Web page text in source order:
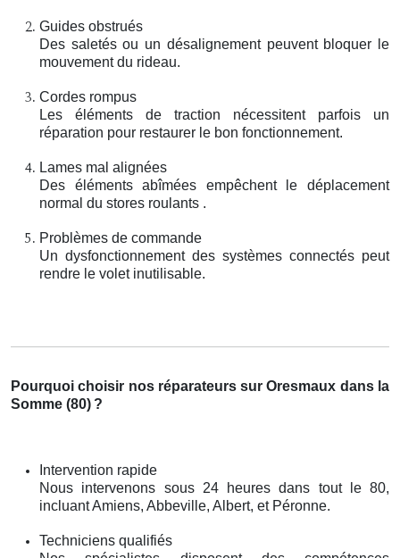
Guides obstrués
Des saletés ou un désalignement peuvent bloquer le
mouvement du rideau.
Cordes rompus
Les éléments de traction nécessitent parfois un
réparation pour restaurer le bon fonctionnement.
Lames mal alignées
Des éléments abîmées empêchent le déplacement
normal du stores roulants .
Problèmes de commande
Un dysfonctionnement des systèmes connectés peut
rendre le volet inutilisable.
Pourquoi choisir nos réparateurs sur Oresmaux dans la
Somme (80) ?
Intervention rapide
Nous intervenons sous 24 heures dans tout le 80,
incluant Amiens, Abbeville, Albert, et Péronne.
Techniciens qualifiés